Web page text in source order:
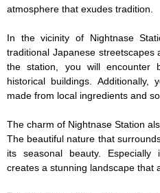
atmosphere that exudes tradition.
In the vicinity of Nightnase
traditional Japanese
the station, you will encounter
historical buildings. Additionally,
made from local ingredients and
The charm of Nightnase Station
The beautiful nature that
its seasonal beauty.
creates a stunning landscape that